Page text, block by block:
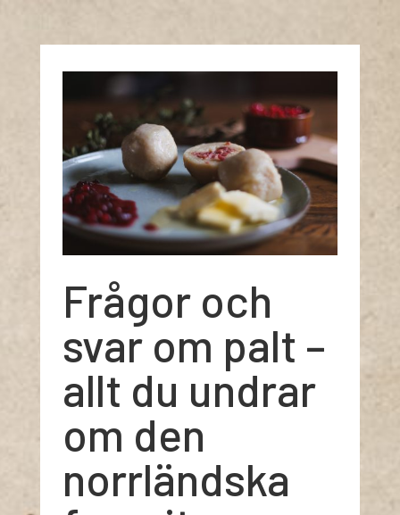
Frågor och
svar om palt –
allt du undrar
om den
norrländska